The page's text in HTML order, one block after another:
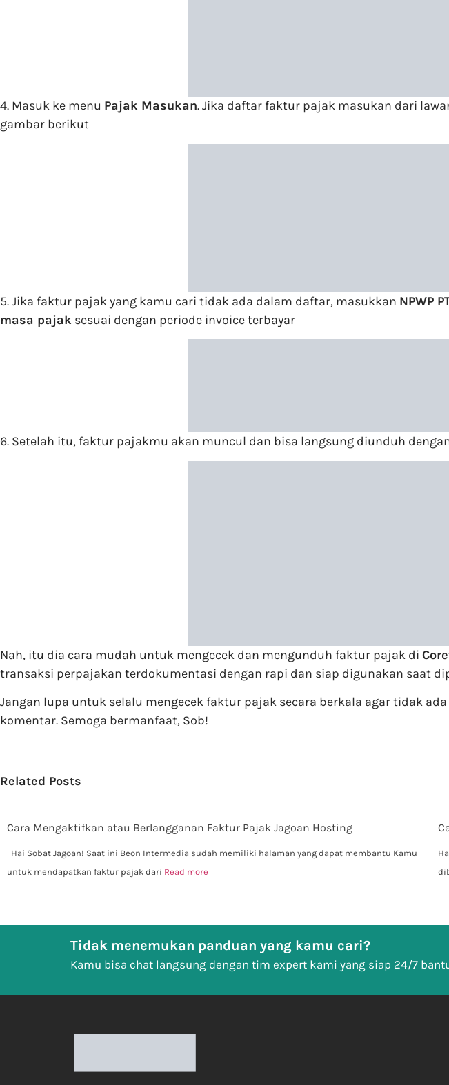
4. Masuk ke menu Pajak Masukan. Jika daftar faktur pajak masukan dari
gambar berikut
5.Jika faktur pajak yang kamu cari tidak ada dalam daftar, masukkan NPWP
masa pajak sesuai dengan periode invoice terbayar
6. Setelah itu, faktur pajakmu akan muncul dan bisa langsung diunduh
Nah, itu dia cara mudah untuk mengecek dan mengunduh faktur pajak di
transaksi perpajakan terdokumentasi dengan rapi dan siap digunakan saat
Jangan lupa untuk selalu mengecek faktur pajak secara berkala agar tidak
komentar. Semoga bermanfaat, Sob!
Related Posts
Cara Mengaktifkan atau Berlangganan Faktur Pajak Jagoan Hosting
Hai Sobat Jagoan! Saat ini Beon Intermedia sudah memiliki halaman yang dapat membantu Kamu
untuk mendapatkan faktur pajak dari Read more
Tidak menemukan panduan yang kamu cari?
Kamu bisa chat langsung dengan tim expert kami yang siap 24/7